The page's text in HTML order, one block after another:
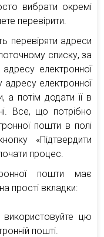
вибрати окремі
перевірити.
перевіряти адреси
списку, за
електронної
електронної
а потім додати її в
Все, що потрібно
пошти в полі
«Підтвердити
процес.
пошти має
прості вкладки:
використовуйте цю
пошті.